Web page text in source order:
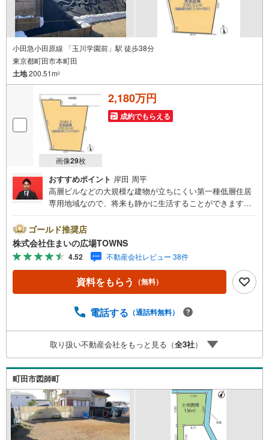
小田急小田原線 「玉川学園前」駅 徒歩38分
東京都町田市本町田
土地200.51m2
画像29枚
2,180万円
成約でもらえる
おすすめポイント 岸田 周平
高層ビルなどの大規模な建物が立ちにくい第一種低層住居
専用地域なので、将来も静かに生活することができます
環境の良い売地ですので、土地購入をご検討の方におすす
めです。周囲の環境もきっと満足して頂ける住宅用地はこ
ちらです。ぜひご覧ください。【年中無休/9:00～21:00】
人気物件は特にお問い合わせが集中するため、お早めにお
電話下さい。「室内・現地を見学する」ボタンよりご予約
頂くとご見学がスムーズです。■その他、各種ご相談も承っ
レーション■住まいの広場TOWNSからお客様へ経験豊富な
て頂きます！ /他社様掲載物件も併せてご紹介可能ですので
お気軽にお問い合わせ下さい♪駐車場もございますので、
お車でのお越しも大歓迎です！
ゴールド推奨店
株式会社住まいの広場TOWNS
4.52 不動産会社レビュー 38件
資料をもらう （無料）
電話する （通話料無料）
取り扱い不動産会社をもっと見る（全3社）
町田市図師町